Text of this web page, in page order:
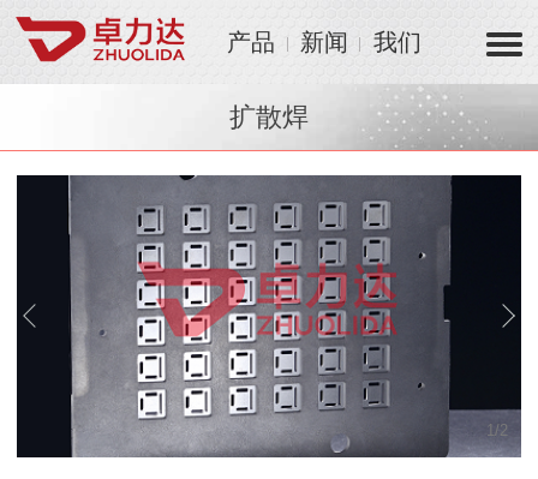
产品 新闻 我们
扩散焊
1 /2